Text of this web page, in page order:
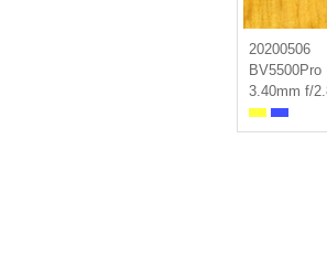
20200506
BV5500Pro
3.40mm f/